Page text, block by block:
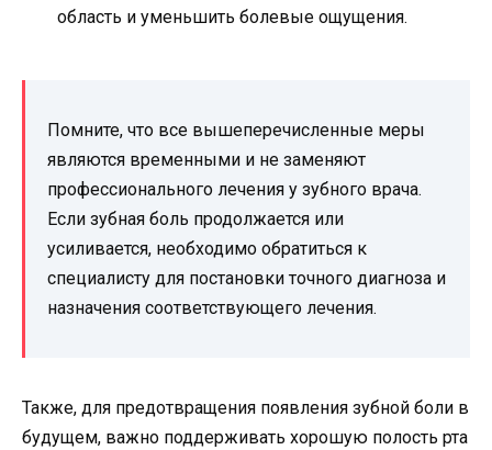
область и уменьшить болевые ощущения.
Помните, что все вышеперечисленные меры
являются временными и не заменяют
профессионального лечения у зубного врача.
Если зубная боль продолжается или
усиливается, необходимо обратиться к
специалисту для постановки точного диагноза и
назначения соответствующего лечения.
Также, для предотвращения появления зубной боли в
будущем, важно поддерживать хорошую полость рта